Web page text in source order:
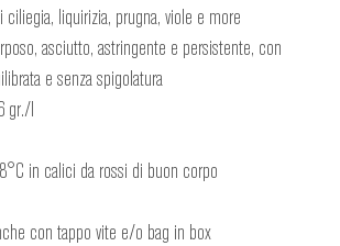
liquirizia, prugna, viole e more
asciutto, astringente e persistente, con
e senza spigolatura
gr./l
in calici da rossi di buon corpo
con tappo vite e/o bag in box